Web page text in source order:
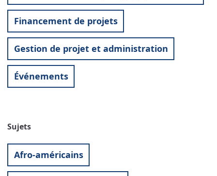
Financement de projets
Gestion de projet et administration
Événements
Sujets
Afro-américains